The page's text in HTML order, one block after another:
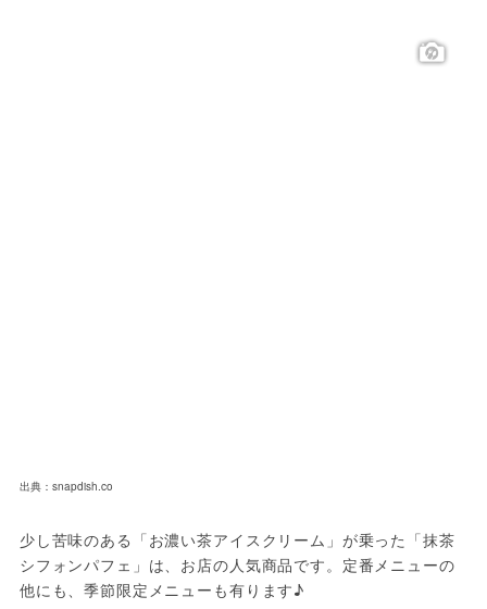
出典：snapdish.co
少し苦味のある「お濃い茶アイスクリーム」が乗った「抹茶
シフォンパフェ」は、お店の人気商品です。定番メニューの
他にも、季節限定メニューも有ります♪